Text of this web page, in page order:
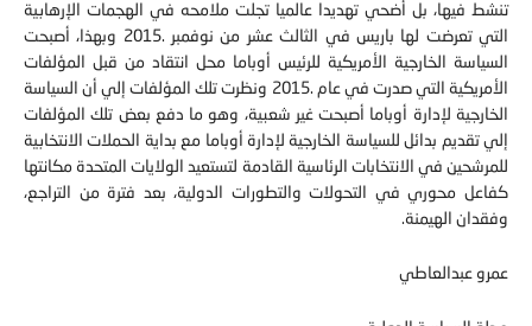
التي تعرضت لها باريس في الثالث عشر من نوفمبر‮ ‬2015‭.‬‮ ‬وبهذا،‮ ‬أصبحت
السياسة الخارجية الأمريكية للرئيس أوباما محل انتقاد من قبل المؤلفات
الأمريكية التي صدرت في عام‮ ‬2015‭.‬‮ ‬ونظرت تلك المؤلفات إلي أن السياسة
الخارجية لإدارة أوباما أصبحت‮ ‬غير شعبية، وهو ما دفع بعض تلك المؤلفات
إلي تقديم بدائل للسياسة الخارجية لإدارة أوباما مع بداية الحملات الانتخابية
للمرشحين في الانتخابات الرئاسية القادمة لتستعيد الولايات المتحدة مكانتها
‬وفقدان الهيمنة‮.‬